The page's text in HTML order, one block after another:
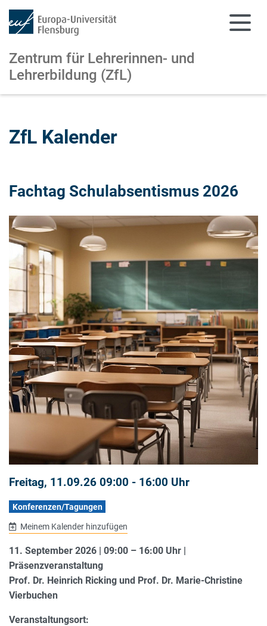
Zentrum für Lehrerinnen- und
Lehrerbildung (ZfL)
ZfL Kalender
Fachtag Schulabsentismus 2026
Freitag, 11.09.26 09:00 - 16:00 Uhr
Konferenzen/Tagungen
Meinem Kalender hinzufügen
11. September 2026 | 09:00 – 16:00 Uhr |
Präsenzveranstaltung
Prof. Dr. Heinrich Ricking und Prof. Dr. Marie-Christine
Vierbuchen
Veranstaltungsort: